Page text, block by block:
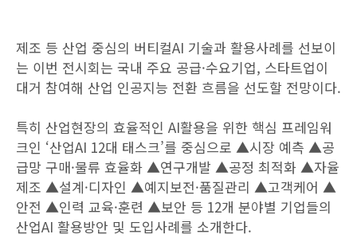
제조 등 산업 중심의 버티컬AI 기술과 활용사례를 선보이
는 이번 전시회는 국내 주요 공급·수요기업, 스타트업이
대거 참여해 산업 인공지능 전환 흐름을 선도할 전망이다.
특히 산업현장의 효율적인 AI활용을 위한 핵심 프레임워
크인 ‘산업AI 12대 태스크’를 중심으로 ▲시장 예측 ▲공
급망 구매·물류 효율화 ▲연구개발 ▲공정 최적화 ▲자율
제조 ▲설계·디자인 ▲예지보전·품질관리 ▲고객케어 ▲
안전 ▲인력 교육·훈련 ▲보안 등 12개 분야별 기업들의
산업AI 활용방안 및 도입사례를 소개한다.